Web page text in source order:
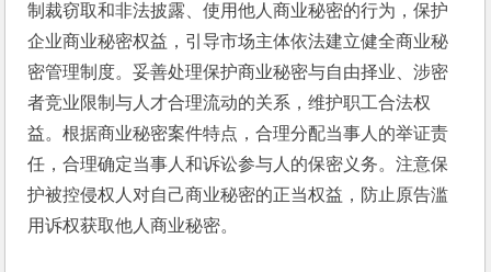
制裁窃取和非法披露、使用他人商业秘密的行为，保护
企业商业秘密权益，引导市场主体依法建立健全商业秘
密管理制度。妥善处理保护商业秘密与自由择业、涉密
者竞业限制与人才合理流动的关系，维护职工合法权
益。根据商业秘密案件特点，合理分配当事人的举证责
任，合理确定当事人和诉讼参与人的保密义务。注意保
护被控侵权人对自己商业秘密的正当权益，防止原告滥
用诉权获取他人商业秘密。